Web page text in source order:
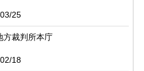
25
方裁判所本庁
18